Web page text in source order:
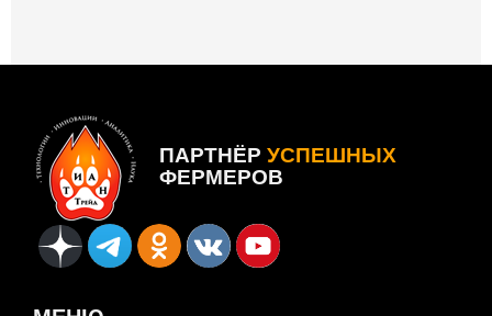
ПАРТНЁР УСПЕШНЫХ
ФЕРМЕРОВ